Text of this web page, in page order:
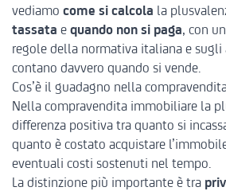
vediamo come si calcola la
tassata e quando non si paga, con
regole della normativa italiana e sugli
contano davvero quando si vende.
Cos’è il guadagno nella
Nella compravendita immobiliare la
differenza positiva tra quanto si
quanto è costato acquistare
eventuali costi sostenuti nel tempo.
La distinzione più importante è tra